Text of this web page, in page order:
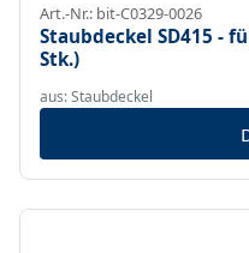
Art.-Nr.: bit-C0329-0026
Staubdeckel SD415 -
Stk.)
aus: Staubdeckel